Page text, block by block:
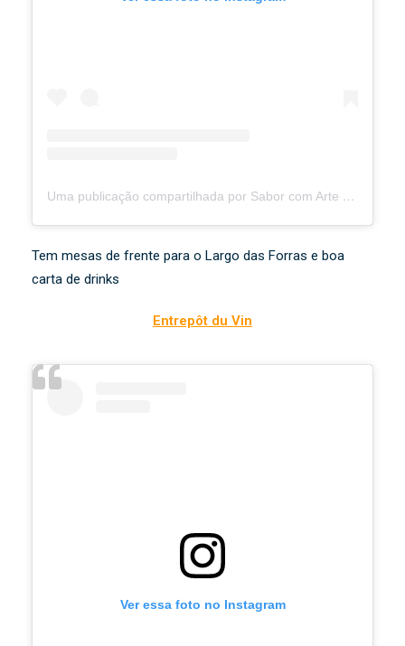
Uma publicação compartilhada por Sabor com Arte (@saborcomarte.tiradentes)
Tem mesas de frente para o Largo das Forras e boa
carta de drinks
Entrepôt du Vin
Ver essa foto no Instagram